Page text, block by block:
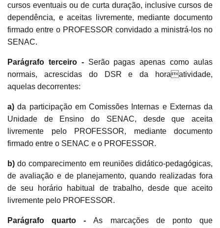
cursos eventuais ou de curta duração, inclusive cursos de
dependência, e aceitas livremente, mediante documento
firmado entre o PROFESSOR convidado a ministrá-los no
SENAC.
Parágrafo terceiro - Serão pagas apenas como aulas
normais, acrescidas do DSR e da horaatividade,
aquelas decorrentes:
a) da participação em Comissões Internas e Externas da
Unidade de Ensino do SENAC, desde que aceita
livremente pelo PROFESSOR, mediante documento
firmado entre o SENAC e o PROFESSOR.
b) do comparecimento em reuniões didático-pedagógicas,
de avaliação e de planejamento, quando realizadas fora
de seu horário habitual de trabalho, desde que aceito
livremente pelo PROFESSOR.
Parágrafo quarto -As marcações de ponto que